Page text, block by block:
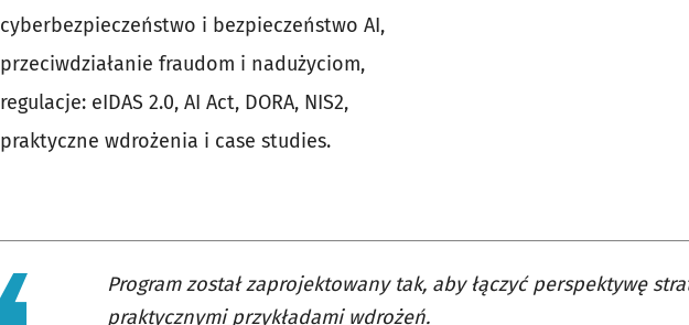
cyberbezpieczeństwo i bezpieczeństwo AI,
przeciwdziałanie fraudom i nadużyciom,
regulacje: eIDAS 2.0, AI Act, DORA, NIS2,
praktyczne wdrożenia i case studies.
Program został zaprojektowany tak, aby łączyć perspektywę
praktycznymi przykładami wdrożeń.